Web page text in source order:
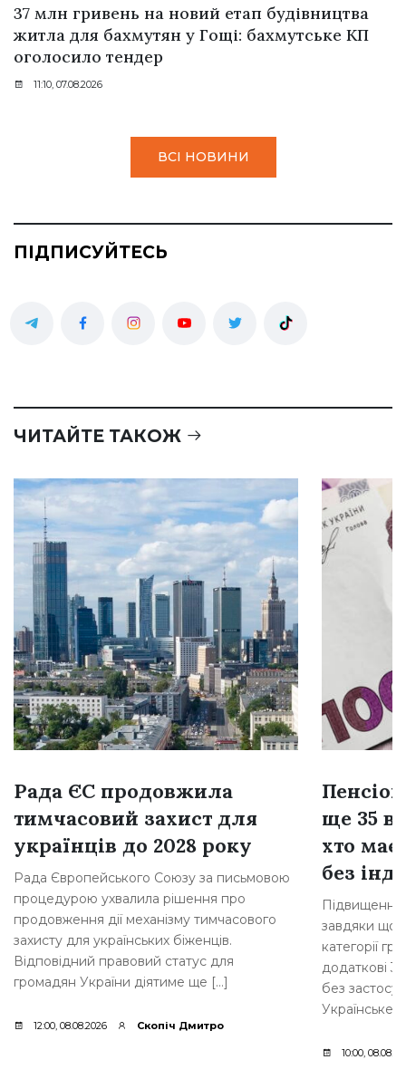
37 млн гривень на новий етап будівництва
житла для бахмутян у Гощі: бахмутське КП
оголосило тендер
11:10, 07.08.2026
ВСІ НОВИНИ
ПІДПИСУЙТЕСЬ
ЧИТАЙТЕ ТАКОЖ
Рада ЄС продовжила
тимчасовий захист для
українців до 2028 року
Рада Європейського Союзу за письмовою
процедурою ухвалила рішення про
продовження дії механізму тимчасового
захисту для українських біженців.
Відповідний правовий статус для
громадян України діятиме ще […]
12:00, 08.08.2026 Скопіч Дмитро
ще 35
хто
без
Підвищення
завдяки
категорії
додаткові
без
Українське
10:00,